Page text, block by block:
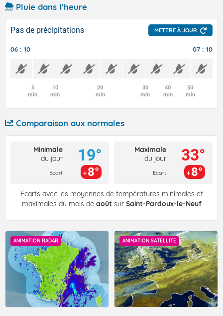
Pluie dans l'heure
Pas de précipitations METTRE À JOUR
06 : 10 07 : 10
5
min
10
min
20
min
30
min
40
min
50
min
Comparaison aux normales
Minimale
du jour
Ecart
19°
8°
Maximale
du jour
Ecart
33°
8°
Écarts avec les moyennes de températures minimales et
maximales du mois de août sur Saint-Pardoux-le-Neuf
ANIMATION RADAR ANIMATION SATELLITE